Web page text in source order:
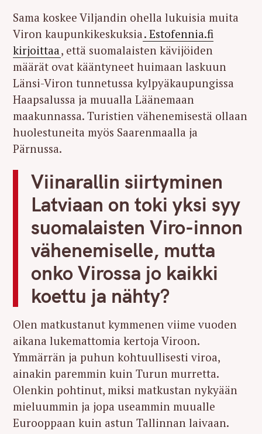
Sama koskee Viljandin ohella lukuisia muita
Viron kaupunkikeskuksia . Estofennia.fi
kirjoittaa , että suomalaisten kävijöiden
määrät ovat kääntyneet huimaan laskuun
Länsi-Viron tunnetussa kylpyäkaupungissa
Haapsalussa ja muualla Läänemaan
maakunnassa. Turistien vähenemisestä ollaan
huolestuneita myös Saarenmaalla ja
Pärnussa.
Viinarallin siirtyminen
Latviaan on toki yksi syy
suomalaisten Viro-innon
vähenemiselle, mutta
onko Virossa jo kaikki
koettu ja nähty?
Olen matkustanut kymmenen viime vuoden
aikana lukemattomia kertoja Viroon.
Ymmärrän ja puhun kohtuullisesti viroa,
ainakin paremmin kuin Turun murretta.
Olenkin pohtinut, miksi matkustan nykyään
mieluummin ja jopa useammin muualle
Eurooppaan kuin astun Tallinnan laivaan.